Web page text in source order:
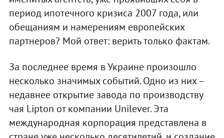
период ипотечного кризиса 2007 года, или
обещаниям и намерениям европейских
партнеров? Мой ответ: верить только фактам.
За последнее время в Украине произошло
несколько значимых событий. Одно из них –
недавнее открытие завода по производству
чая Lipton от компании Unilever. Эта
международная корпорация представлена в